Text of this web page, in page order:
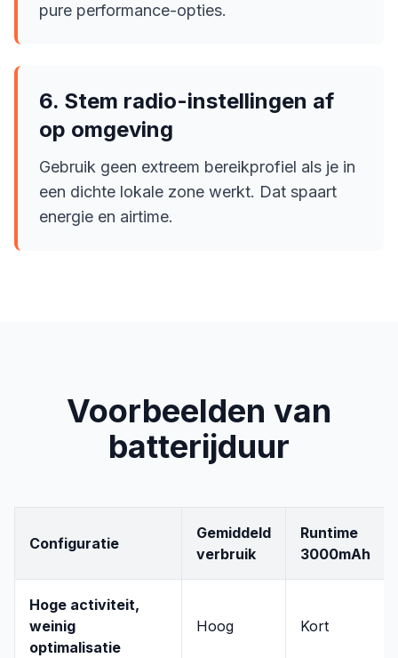
pure performance-opties.
6. Stem radio-instellingen af
op omgeving
Gebruik geen extreem bereikprofiel als je in
een dichte lokale zone werkt. Dat spaart
energie en airtime.
Voorbeelden van
batterijduur
Configuratie
Gemiddeld
verbruik
Runtime
3000mAh
Hoge activiteit,
weinig
optimalisatie
Hoog Kort